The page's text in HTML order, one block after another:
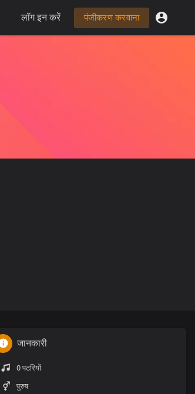
लॉग इन करें पंजीकरण करवाना
जानकारी
0 पटरियों
पुरुष